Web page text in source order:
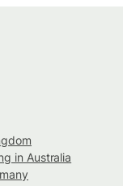
in Australia